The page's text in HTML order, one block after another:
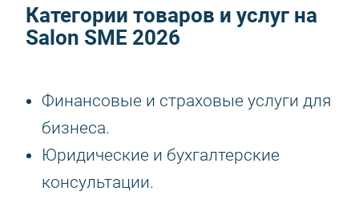
Категории товаров и услуг на
Salon SME 2026
Финансовые и страховые услуги для
бизнеса.
Юридические и бухгалтерские
консультации.